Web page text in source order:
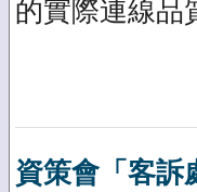
的實際連線品
資策會「客訴